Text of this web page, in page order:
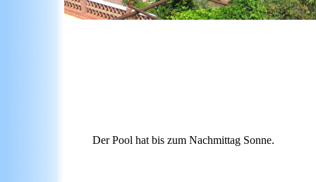
Der Pool hat bis zum Nachmittag Sonne.